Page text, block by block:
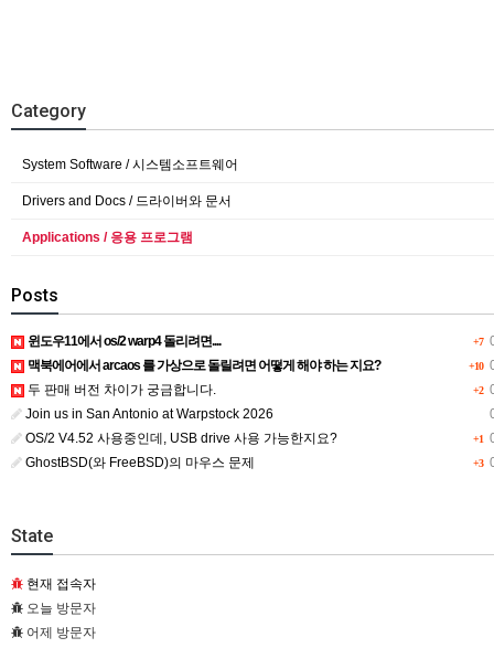
Category
System Software / 시스템소프트웨어
Drivers and Docs / 드라이버와 문서
Applications / 응용 프로그램
Posts
+7
윈도우11에서 os/2 warp4 돌리려면....
+10
맥북에어에서 arcaos 를 가상으로 돌릴려면 어떻게 해야 하는 지요?
+2
두 판매 버전 차이가 궁금합니다.
Join us in San Antonio at Warpstock 2026
+1
OS/2 V4.52 사용중인데, USB drive 사용 가능한지요?
+3
GhostBSD(와 FreeBSD)의 마우스 문제
State
현재 접속자
오늘 방문자
어제 방문자